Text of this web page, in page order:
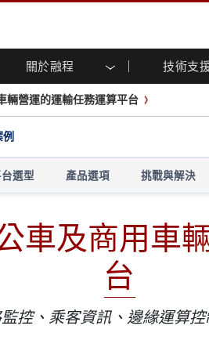
關於融程 技術支
不銹鋼系列
後置安裝
工業防爆等级
長條形顯示器
OSD 控制器
工業電腦及人
人機介面 (投射
不銹鋼系列
G-WIN系列 /
長條形數位電子
邊緣運算人工智
醫管等級
醫管等級強固型
醫管等級工業電
能源, 化工,
案 食品藥廠解
案
統解決方案 衛生保健解決
重工業解決
企業永續
客戶服務中心
產品變更通知
虛擬實境展會
輛營運的運輸任務運算平台
車及商用車
台
控、乘客資訊、邊緣運算
例
選型 產品選項 挑戰與解決